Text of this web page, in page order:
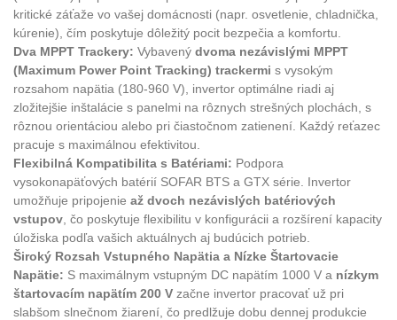
kritické záťaže vo vašej domácnosti (napr. osvetlenie, chladnička,
kúrenie), čím poskytuje dôležitý pocit bezpečia a komfortu.
Dva MPPT Trackery: Vybavený dvoma nezávislými MPPT
(Maximum Power Point Tracking) trackermi s vysokým
rozsahom napätia (180-960 V), invertor optimálne riadi aj
zložitejšie inštalácie s panelmi na rôznych strešných plochách, s
rôznou orientáciou alebo pri čiastočnom zatienení. Každý reťazec
pracuje s maximálnou efektivitou.
Flexibilná Kompatibilita s Batériami: Podpora
vysokonapäťových batérií SOFAR BTS a GTX série. Invertor
umožňuje pripojenie až dvoch nezávislých batériových
vstupov , čo poskytuje flexibilitu v konfigurácii a rozšírení kapacity
úložiska podľa vašich aktuálnych aj budúcich potrieb.
Široký Rozsah Vstupného Napätia a Nízke Štartovacie
Napätie: S maximálnym vstupným DC napätím 1000 V a nízkym
štartovacím napätím 200 V začne invertor pracovať už pri
slabšom slnečnom žiarení, čo predlžuje dobu dennej produkcie